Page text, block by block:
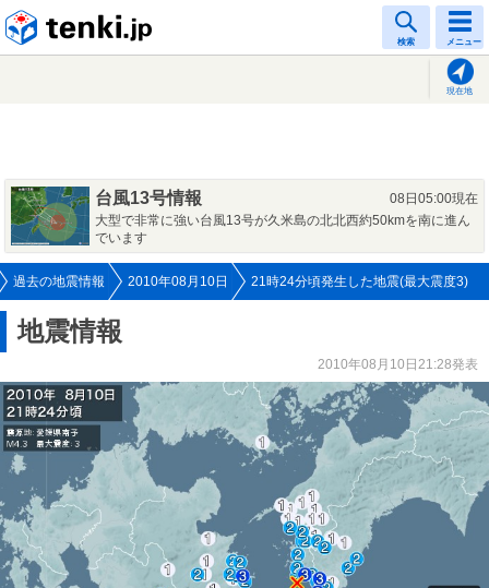
検索 メニュー
現在地
台風13号情報
08日05:00現在
大型で非常に強い台風13号が久米島の北北西約50kmを南に進ん
でいます
過去の地震情報 2010年08月10日 21時24分頃発生した地震(最大震度3)
地震情報
2010年08月10日21:28発表